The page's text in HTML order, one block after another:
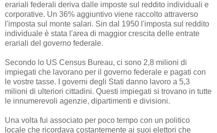
erariali federali deriva dalle imposte sul reddito individuali e
corporative. Un 36% aggiuntivo viene raccolto attraverso
l'imposta sul monte salari. Sin dal 1950 l'imposta sul reddito
individuale è stata l'area di maggior crescita delle entrate
erariali del governo federale.
Secondo lo US Census Bureau, ci sono 2,8 milioni di
impiegati che lavorano per il governo federale e pagati con
le vostre tasse. I governi degli Stati danno lavoro a 5,3
milioni di ulteriori cittadini. Questi impiegati si trovano in tutte
le innumerevoli agenzie, dipartimenti e divisioni.
Una volta fui associato per poco tempo con un politico
locale che ricordava costantemente ai suoi elettori che